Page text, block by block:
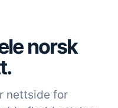
norsk
nettside for